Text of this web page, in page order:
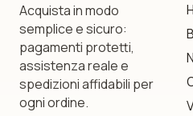
Acquista in modo
semplice e sicuro:
pagamenti protetti,
assistenza reale e
spedizioni affidabili per
ogni ordine.